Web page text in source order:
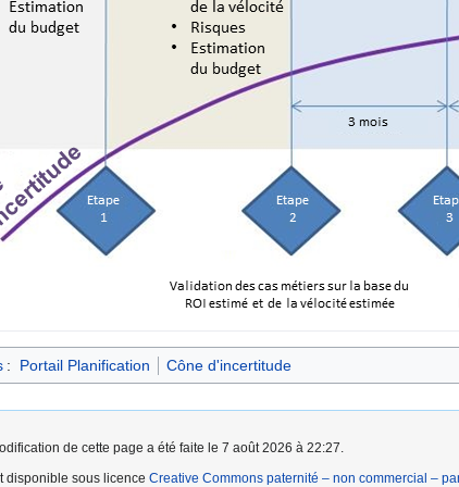
: Portail Planification Cône d'incertitude
de cette page a été faite le 7 août 2026 à 22:27.
disponible sous licence Creative Commons paternité – non commercial –